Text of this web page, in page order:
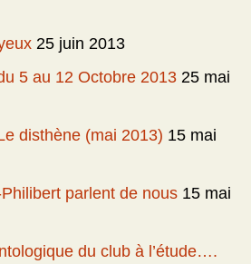
25 juin 2013
5 au 12 Octobre 2013 25 mai
disthène (mai 2013) 15 mai
parlent de nous 15 mai
du club à l’étude….